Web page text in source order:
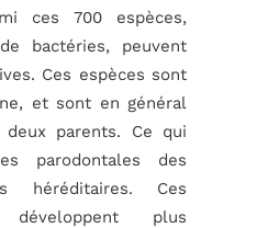
ces 700 espèces,
bactéries, peuvent
Ces espèces sont
et sont en général
deux parents. Ce qui
parodontales des
héréditaires. Ces
plus